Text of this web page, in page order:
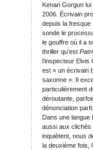
Kenan Gorgun
2006. Écrivain
depuis la fresque
sonde le
le gouffre où il a
thriller qu’est
l‘inspecteur Elvis
est « un écrivain
saxonne ». Il
particulièrement
déroutante,
dénonciation
Dans une
aussi aux clichés
inquiètent, nous
la deuxième fois,